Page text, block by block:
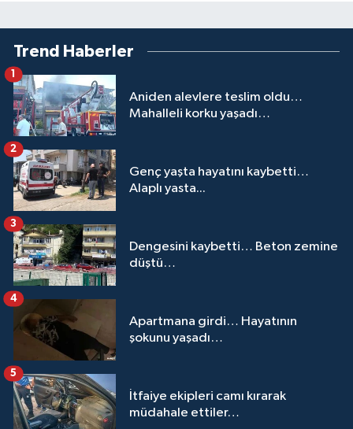
Trend Haberler
Aniden alevlere teslim oldu…
Mahalleli korku yaşadı…
1
Genç yaşta hayatını kaybetti…
Alaplı yasta...
2
Dengesini kaybetti… Beton zemine
düştü…
3
Apartmana girdi… Hayatının
şokunu yaşadı…
4
İtfaiye ekipleri camı kırarak
müdahale ettiler…
5